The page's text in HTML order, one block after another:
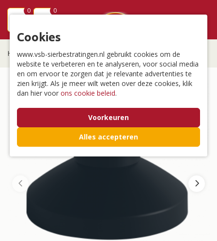
0
0
Home / Overige tuininrichting / In-lite verlichting / Disc Base
Cookies
www.vsb-sierbestratingen.nl gebruikt cookies om de
website te verbeteren en te analyseren, voor social media
en om ervoor te zorgen dat je relevante advertenties te
zien krijgt. Als je meer wilt weten over deze cookies, klik
dan hier voor ons cookie beleid.
Voorkeuren
Alles accepteren